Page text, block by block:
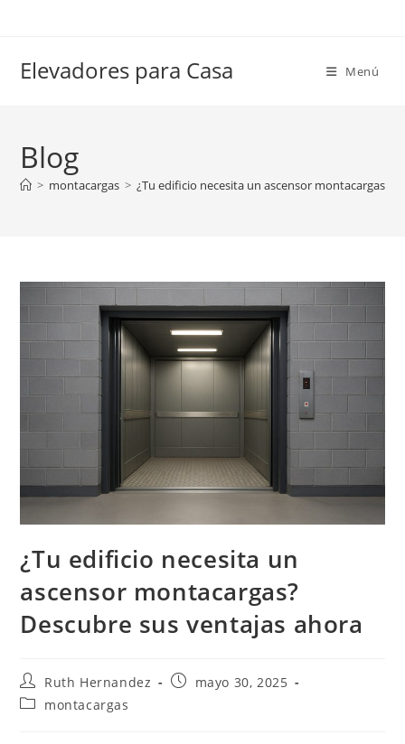
Elevadores para Casa Menú
Blog
> montacargas > ¿Tu edificio necesita un ascensor montacargas?
¿Tu edificio necesita un
ascensor montacargas?
Descubre sus ventajas ahora
Autor
de
la
Ruth Hernandez
Publicación
mayo 30, 2025
Categoría
montacargas